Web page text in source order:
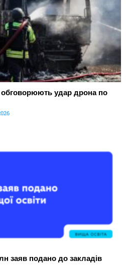
обговорюють удар дрона по
заяв подано до закладів